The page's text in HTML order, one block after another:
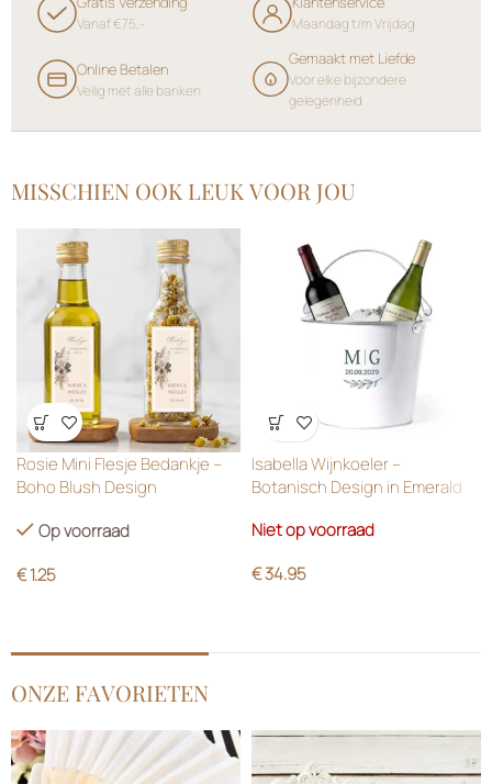
Vanaf €75,- Maandag t/m Vrijdag
Online Betalen
Veilig met alle banken
Gemaakt met Liefde
Voor elke bijzondere
gelegenheid
MISSCHIEN OOK LEUK VOOR JOU
Wensenlijst
Rosie Mini Flesje Bedankje –
Boho Blush Design
Op voorraad
€1.25
Wensenlijst
Isabella Wijnkoeler –
Botanisch Design in Emerald
Niet op voorraad
€34.95
ONZE FAVORIETEN